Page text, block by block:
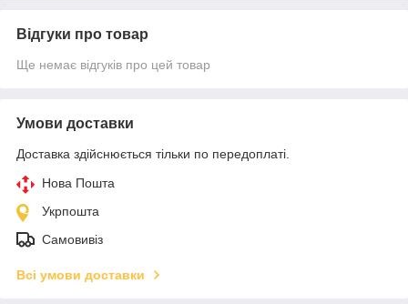
Відгуки про товар
Ще немає відгуків про цей товар
Умови доставки
Доставка здійснюється тільки по передоплаті.
Нова Пошта
Укрпошта
Самовивіз
Всі умови доставки